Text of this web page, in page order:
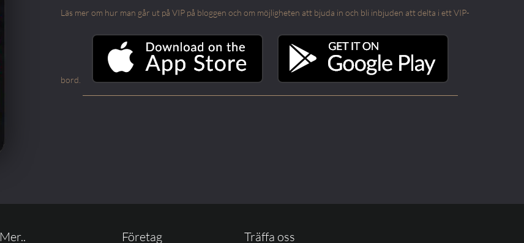
Läs mer om hur man går ut på VIP på bloggen och om möjligheten att bjuda in och bli inbjuden att delta i ett VIP-
bord.
Mer.. Företag Träffa oss